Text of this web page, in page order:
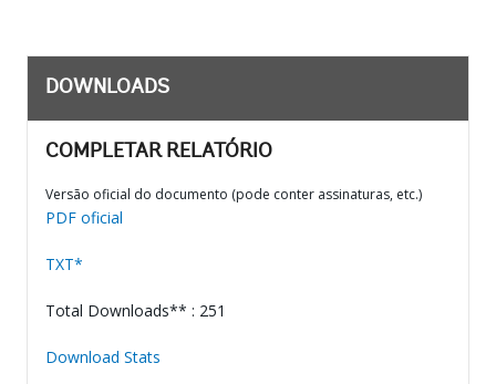
DOWNLOADS
COMPLETAR RELATÓRIO
Versão oficial do documento (pode conter assinaturas, etc.)
PDF oficial
TXT*
Total Downloads** : 251
Download Stats